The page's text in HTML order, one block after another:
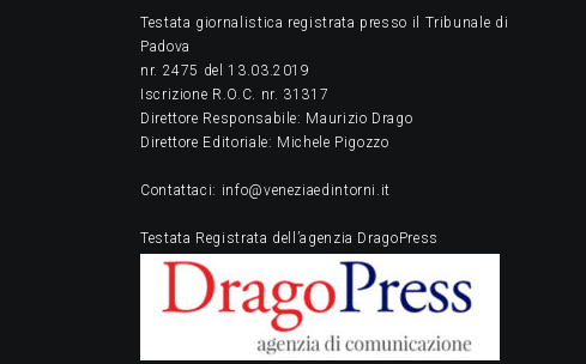
Testata giornalistica registrata presso il Tribunale di
Padova
nr. 2475 del 13.03.2019
Iscrizione R.O.C. nr. 31317
Direttore Responsabile: Maurizio Drago
Direttore Editoriale: Michele Pigozzo
Contattaci: info@veneziaedintorni.it
Testata Registrata dell’agenzia DragoPress